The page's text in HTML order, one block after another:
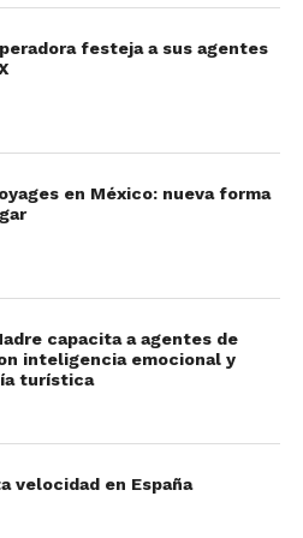
luna de miel, los
perfecto para
creando recuerdos
en el
festeja a sus agentes
en México: nueva forma
capacita a agentes de
inteligencia emocional y
turística
velocidad en España